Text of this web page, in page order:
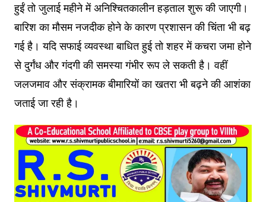
हुईं तो जुलाई महीने में अनिश्चितकालीन हड़ताल शुरू की जाएगी।
बारिश का मौसम नजदीक होने के कारण प्रशासन की चिंता भी बढ़
गई है। यदि सफाई व्यवस्था बाधित हुई तो शहर में कचरा जमा होने
से दुर्गंध और गंदगी की समस्या गंभीर रूप ले सकती है। वहीं
जलजमाव और संक्रामक बीमारियों का खतरा भी बढ़ने की आशंका
जताई जा रही है।